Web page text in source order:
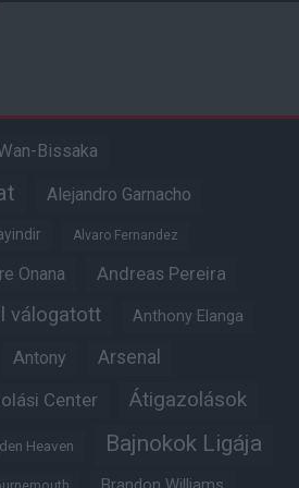
Bissaka
Alejandro Garnacho
Alvaro Fernandez
Onana Andreas Pereira
válogatott Anthony Elanga
Antony Arsenal
Center Átigazolások
Heaven Bajnokok Ligája